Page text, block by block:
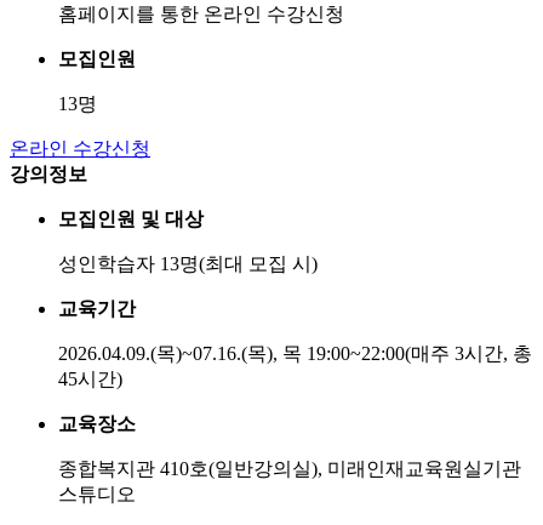
홈페이지를 통한 온라인 수강신청
모집인원
13명
온라인 수강신청
강의정보
모집인원 및 대상
성인학습자 13명(최대 모집 시)
교육기간
2026.04.09.(목)~07.16.(목), 목 19:00~22:00(매주 3시간, 총
45시간)
교육장소
종합복지관 410호(일반강의실), 미래인재교육원실기관
스튜디오